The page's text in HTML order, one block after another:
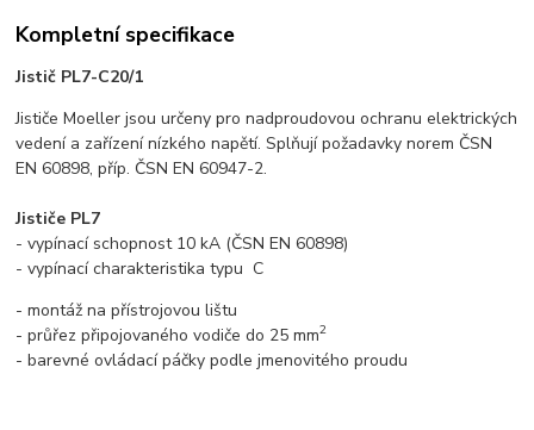
Kompletní specifikace
Jistič PL7-C20/1
Jističe Moeller jsou určeny pro nadproudovou ochranu elektrických
vedení a zařízení nízkého napětí. Splňují požadavky norem ČSN
EN 60898, příp. ČSN EN 60947-2.
Jističe PL7
- vypínací schopnost 10 kA (ČSN EN 60898)
- vypínací charakteristika typu C
- montáž na přístrojovou lištu
- průřez připojovaného vodiče do 25 mm2
- barevné ovládací páčky podle jmenovitého proudu